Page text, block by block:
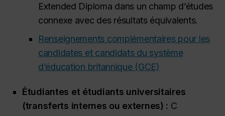
Extended Diploma dans un champ d’études
connexe avec des résultats équivalents.
Renseignements complémentaires pour les
candidates et candidats du système
d’éducation britannique (GCE)
Étudiantes et étudiants universitaires
(transferts internes ou externes) : C